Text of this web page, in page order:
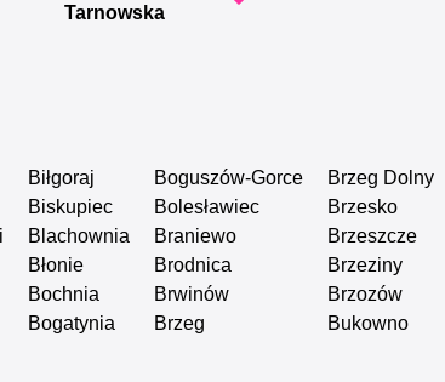
Tarnowska
Biłgoraj
Biskupiec
Blachownia
Błonie
Bochnia
Bogatynia
Boguszów-Gorce
Bolesławiec
Braniewo
Brodnica
Brwinów
Brzeg
Brzeg Dolny
Brzesko
Brzeszcze
Brzeziny
Brzozów
Bukowno